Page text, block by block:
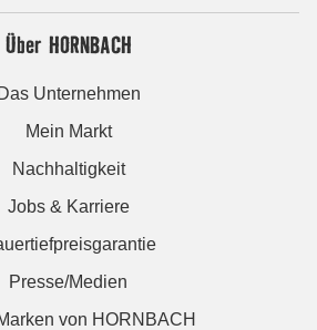
Über HORNBACH
Das Unternehmen
Mein Markt
Nachhaltigkeit
Jobs & Karriere
Presse/Medien
von HORNBACH